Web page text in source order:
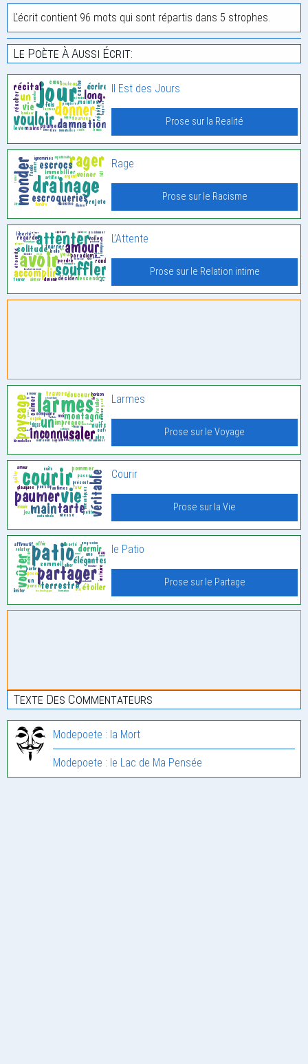
L'écrit contient 96 mots qui sont répartis dans 5 strophes.
Le Poète À Aussi Écrit:
Il Est des Jours
Prose sur la Realité
Rage
Prose sur le Racisme
L’Attente
Prose sur le Relation intime
Larmes
Prose sur le Voyage
Courir
Prose sur la Vie
le Patio
Prose sur le Partage
Texte Des Commentateurs
Modepoete : la Mort
Modepoete : le Lac de Ma Pensée